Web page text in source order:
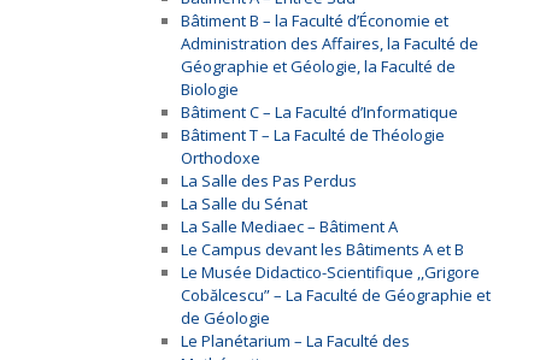
Bâtiment B – la Faculté d’Économie et
Administration des Affaires, la Faculté de
Géographie et Géologie, la Faculté de
Biologie
Bâtiment C – La Faculté d’Informatique
Bâtiment T – La Faculté de Théologie
Orthodoxe
La Salle des Pas Perdus
La Salle du Sénat
La Salle Mediaec – Bâtiment A
Le Campus devant les Bâtiments A et B
Le Musée Didactico-Scientifique ,,Grigore
Cobălcescu” – La Faculté de Géographie et
de Géologie
Le Planétarium – La Faculté des